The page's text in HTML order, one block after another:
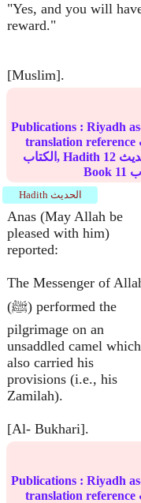
"Yes, and you will
reward."
[Muslim].
Publications : Riyadh
الكتاب, Hadith 12
Book 11
Hadith الحديث
Anas (May Allah be
pleased with him)
reported:
The Messenger of
(ﷺ) performed the
pilgrimage on an
unsaddled camel which
also carried his
provisions (i.e., his
Zamilah).
[Al- Bukhari].
Publications : Riyadh